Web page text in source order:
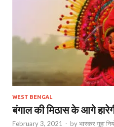
WEST BENGAL
बंगाल की मिठास के आगे
February 3, 2021 - byभास्‍कर गुहा